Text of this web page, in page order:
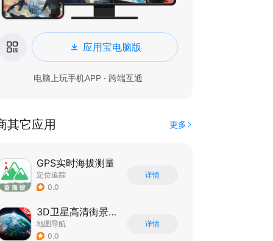
应用宝电脑版
电脑上玩手机APP · 跨端互通
其它应用 更多
GPS实时海拔测量
定位追踪
0.0
详情
3D卫星高清街景实景
地图导航
0.0
详情